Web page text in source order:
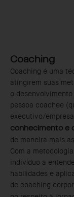
Coaching
Coaching é uma
atingirem suas
o
pessoa coachee
executivo/
conhecimento e
de maneira mais
Com a
indivíduo a
habilidades e
de coaching